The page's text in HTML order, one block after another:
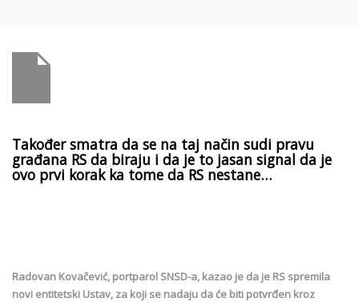
Također smatra da se na taj način sudi pravu
građana RS da biraju i da je to jasan signal da je
ovo prvi korak ka tome da RS nestane…
Radovan Kovačević, portparol SNSD-a, kazao je da je RS spremila
novi entitetski Ustav, za koji se nadaju da će biti potvrđen kroz